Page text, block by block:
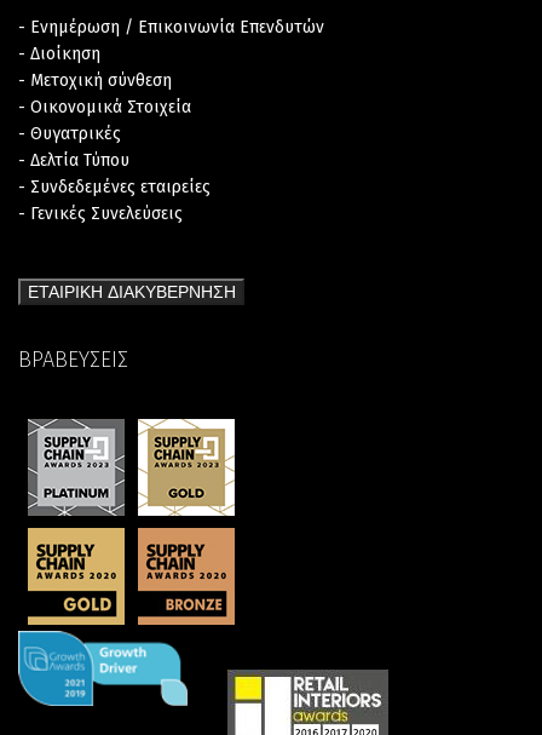
- Ενημέρωση / Επικοινωνία Επενδυτών
- Διοίκηση
- Μετοχική σύνθεση
- Οικονομικά Στοιχεία
- Θυγατρικές
- Δελτία Τύπου
- Συνδεδεμένες εταιρείες
- Γενικές Συνελεύσεις
ΕΤΑΙΡΙΚΗ ΔΙΑΚΥΒΕΡΝΗΣΗ
ΒΡΑΒΕΥΣΕΙΣ